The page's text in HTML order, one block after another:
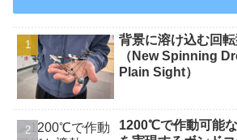
背景に溶け込む回
（New Spinning
Plain Sight）
1200℃で作動可能